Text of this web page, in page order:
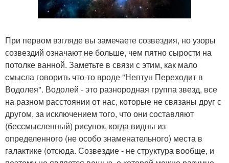
При первом взгляде вы замечаете созвездия, но узоры
созвездий означают не больше, чем пятно сырости на
потолке ванной. Заметьте в связи с этим, как мало
смысла говорить что-то вроде "Нептун Переходит в
Водолея". Водолей - это разнородная группа звезд, все
на разном расстоянии от нас, которые не связаны друг с
другом, за исключением того, что они составляют
(бессмысленный) рисунок, когда видны из
определенного (не особо знаменательного) места в
галактике (отсюда. Созвездие - не структура вообще, и